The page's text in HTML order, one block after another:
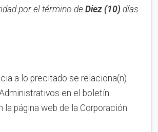
por el término de Diez (10) días
a lo precitado se relaciona(n)
en el boletín
la página web de la Corporación: